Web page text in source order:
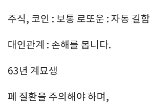
주식, 코인 : 보통 로또운 : 자동 길함
대인관계 : 손해를 봅니다.
63년 계묘생
폐 질환을 주의해야 하며,